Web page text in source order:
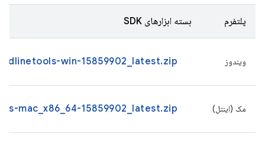
پلتفرم بسته ابزارهای SDK
ویندوز win-15859902_latest.zip
مک (اینتل) mac_x86_64-15859902_latest.zip